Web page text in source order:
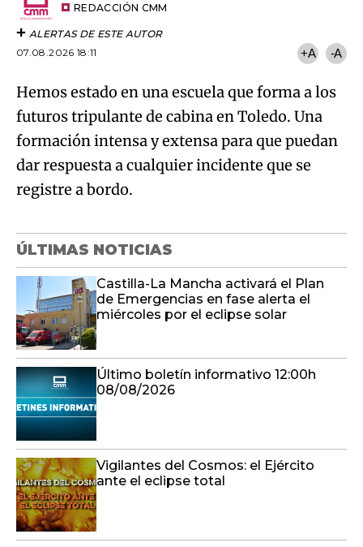
REDACCIÓN CMM
ALERTAS DE ESTE AUTOR
07.08.2026 18:11
+A -A
Hemos estado en una escuela que forma a los
futuros tripulante de cabina en Toledo. Una
formación intensa y extensa para que puedan
dar respuesta a cualquier incidente que se
registre a bordo.
ÚLTIMAS NOTICIAS
Castilla-La Mancha activará el Plan
de Emergencias en fase alerta el
miércoles por el eclipse solar
Último boletín informativo 12:00h
08/08/2026
Vigilantes del Cosmos: el Ejército
ante el eclipse total